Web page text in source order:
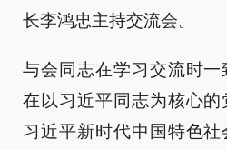
长李鸿忠主持交流会。
与会同志在学习交流时
在以习近平同志为核心
习近平新时代中国特色社